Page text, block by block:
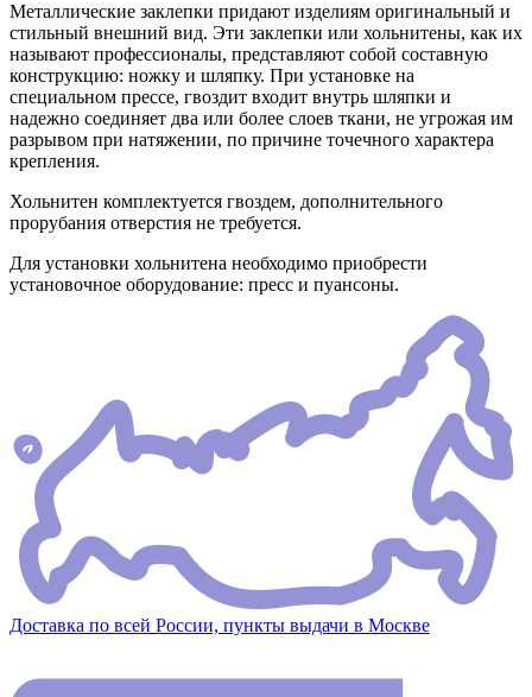
Металлические заклепки придают изделиям оригинальный и
стильный внешний вид. Эти заклепки или хольнитены, как их
называют профессионалы, представляют собой составную
конструкцию: ножку и шляпку. При установке на
специальном прессе, гвоздит входит внутрь шляпки и
надежно соединяет два или более слоев ткани, не угрожая им
разрывом при натяжении, по причине точечного характера
крепления.
Хольнитен комплектуется гвоздем, дополнительного
прорубания отверстия не требуется.
Для установки хольнитена необходимо приобрести
установочное оборудование: пресс и пуансоны.
Доставка по всей России, пункты выдачи в Москве